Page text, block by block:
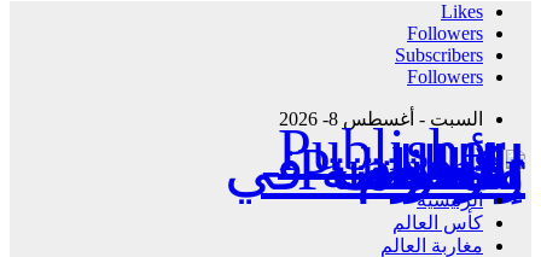
Likes
Followers
Subscribers
Followers
السبت - أغسطس 8- 2026
Publisher - تغطية إخبارية لكافة الأحداث الرياضية في المغرب والعالم.
الرئيسية
كأس العالم
مغاربة العالم